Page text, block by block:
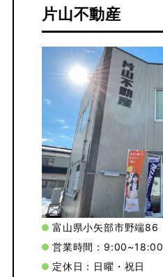
片山不動産
富山県小矢部市野端86
営業時間：9:00~18:00
定休日：日曜・祝日